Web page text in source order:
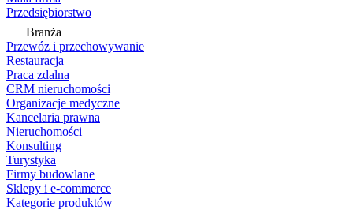
Przedsiębiorstwo
Branża
Przewóz i przechowywanie
Restauracja
Praca zdalna
CRM nieruchomości
Organizacje medyczne
Kancelaria prawna
Nieruchomości
Konsulting
Turystyka
Firmy budowlane
Sklepy i e-commerce
Kategorie produktów